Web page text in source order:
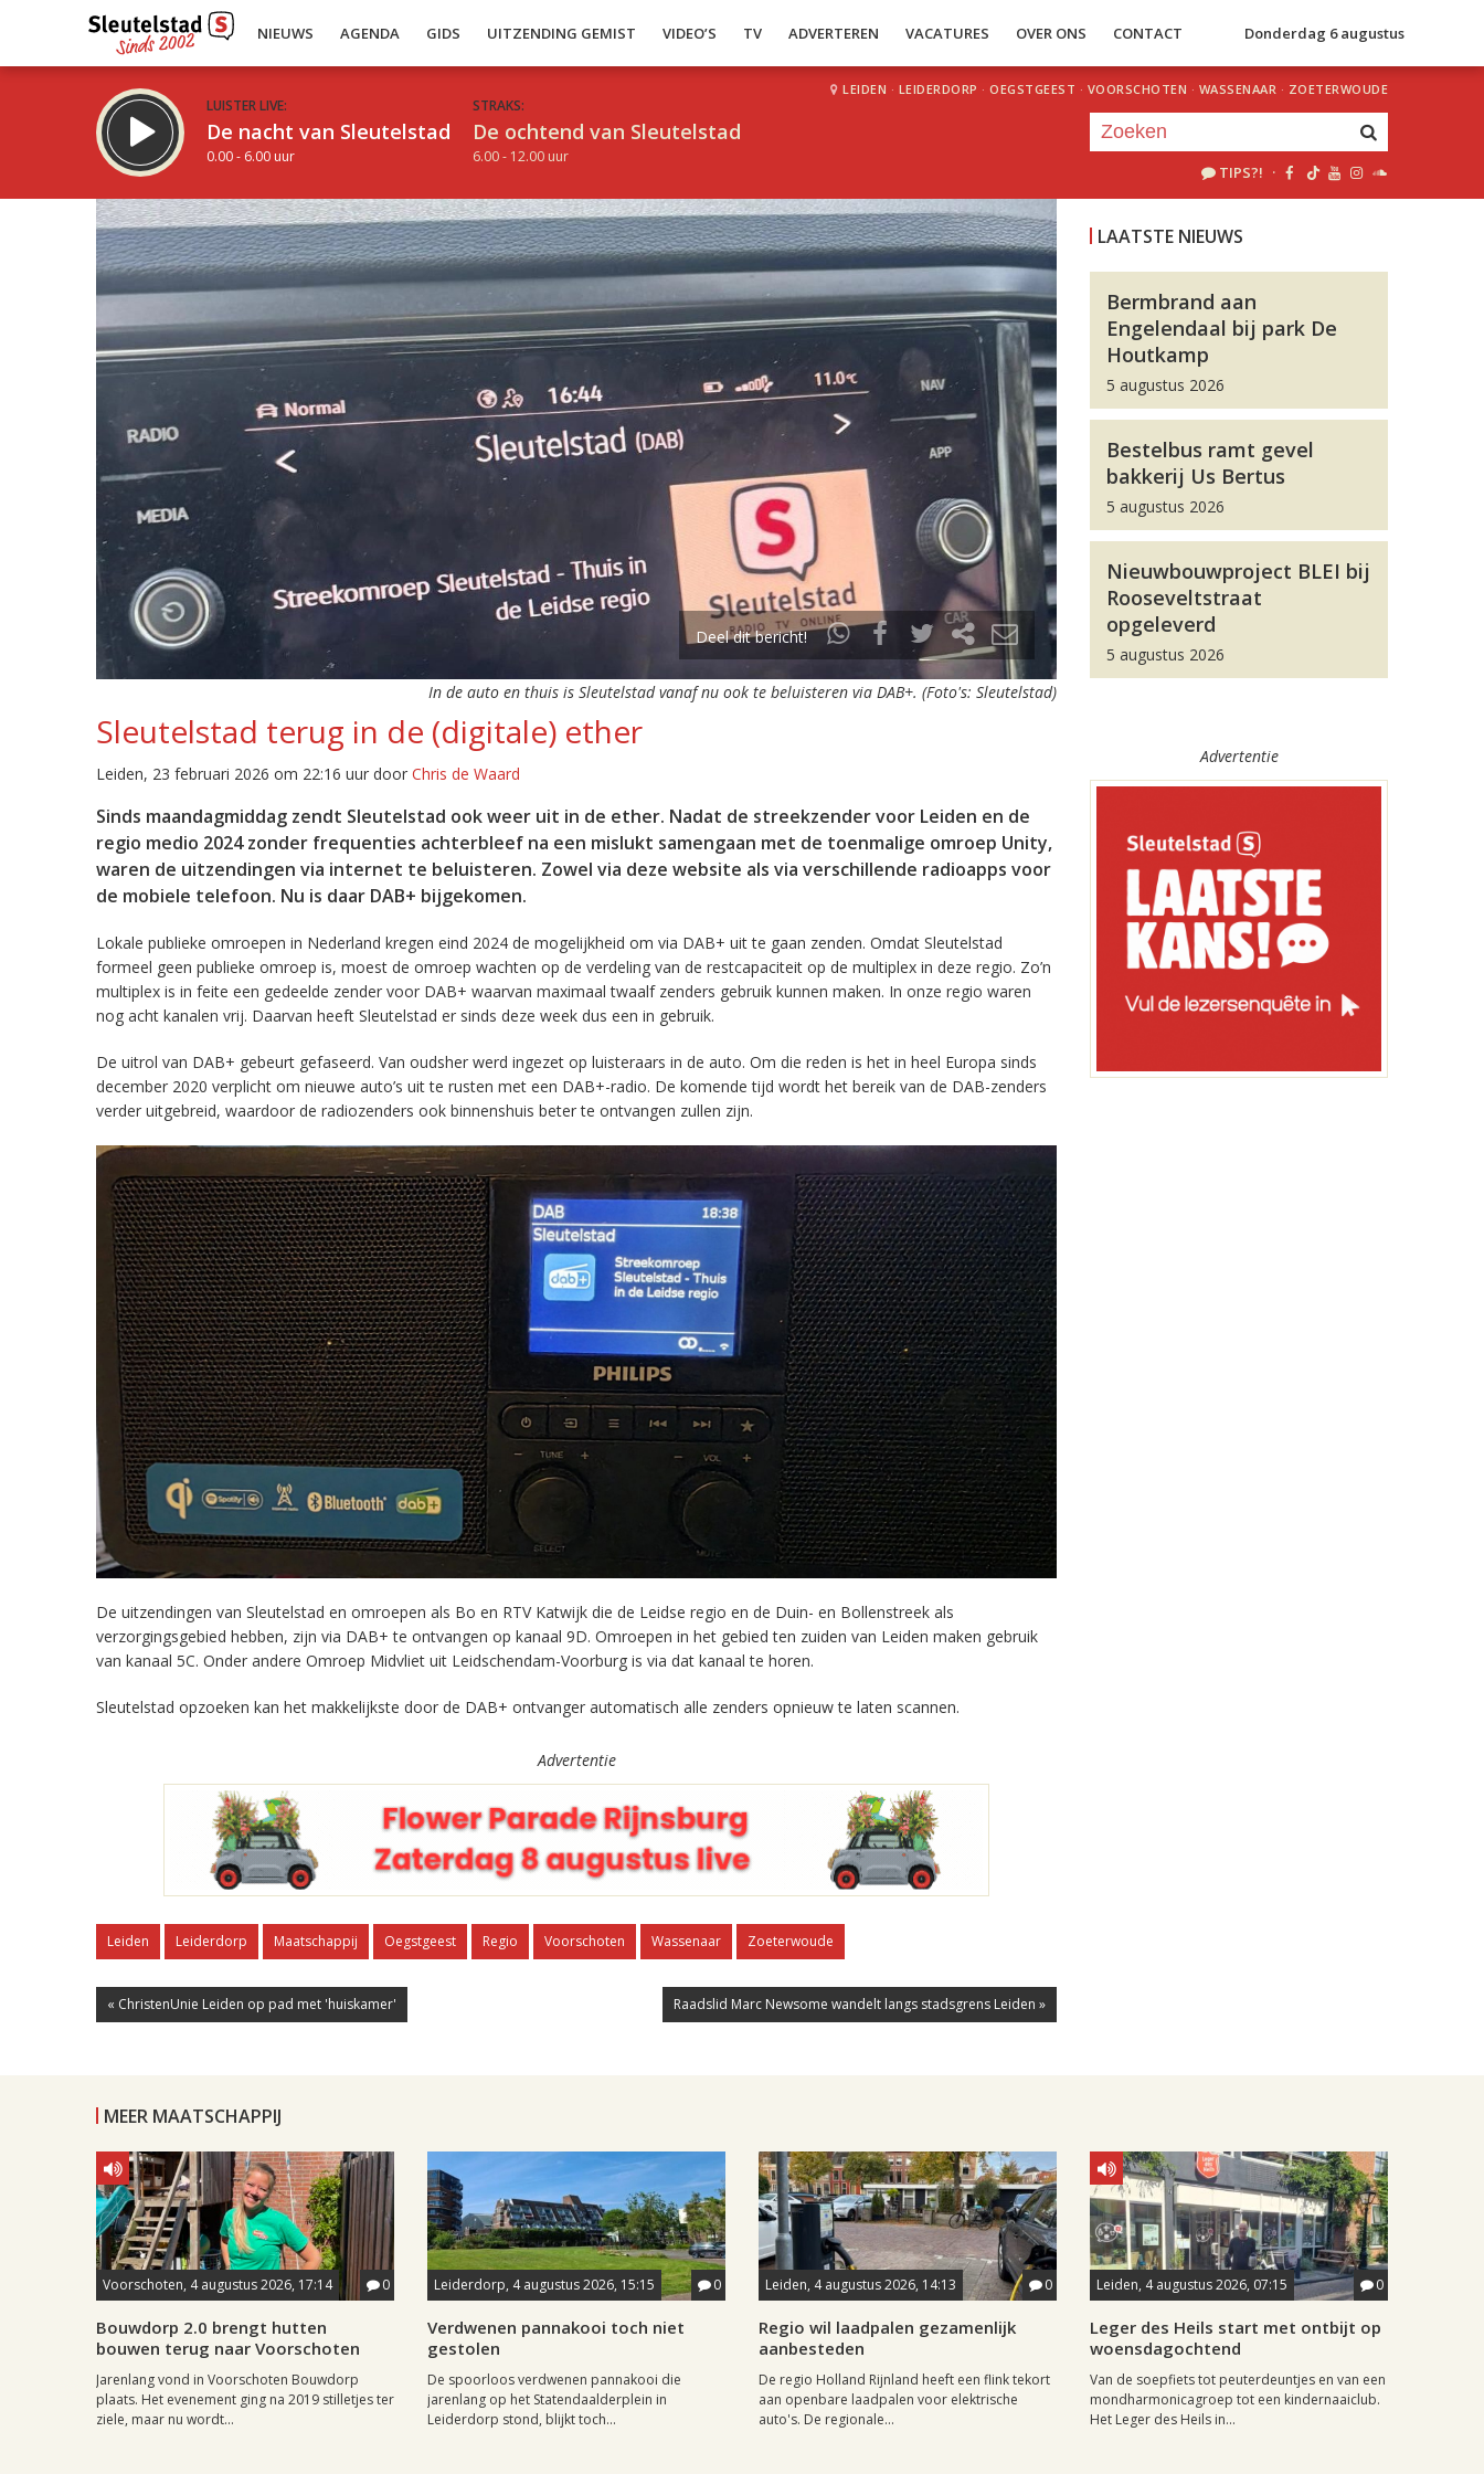
NIEUWS AGENDA GIDS UITZENDING GEMIST VIDEO’S TV ADVERTEREN VACATURES OVER ONS CONTACT Donderdag 6 augustus
LUISTER LIVE:
De nacht van Sleutelstad
0.00 - 6.00 uur
STRAKS:
De ochtend van Sleutelstad
6.00 - 12.00 uur
LEIDEN · LEIDERDORP · OEGSTGEEST · VOORSCHOTEN · WASSENAAR · ZOETERWOUDE
TIPS?! ·
Deel dit bericht!
In de auto en thuis is Sleutelstad vanaf nu ook te beluisteren via DAB+. (Foto's: Sleutelstad)
Sleutelstad terug in de (digitale) ether
Leiden, 23 februari 2026 om 22:16 uur door Chris de Waard
Sinds maandagmiddag zendt Sleutelstad ook weer uit in de ether. Nadat de streekzender voor Leiden en de
regio medio 2024 zonder frequenties achterbleef na een mislukt samengaan met de toenmalige omroep Unity,
waren de uitzendingen via internet te beluisteren. Zowel via deze website als via verschillende radioapps voor
de mobiele telefoon. Nu is daar DAB+ bijgekomen.
Lokale publieke omroepen in Nederland kregen eind 2024 de mogelijkheid om via DAB+ uit te gaan zenden. Omdat Sleutelstad
formeel geen publieke omroep is, moest de omroep wachten op de verdeling van de restcapaciteit op de multiplex in deze regio. Zo’n
multiplex is in feite een gedeelde zender voor DAB+ waarvan maximaal twaalf zenders gebruik kunnen maken. In onze regio waren
nog acht kanalen vrij. Daarvan heeft Sleutelstad er sinds deze week dus een in gebruik.
De uitrol van DAB+ gebeurt gefaseerd. Van oudsher werd ingezet op luisteraars in de auto. Om die reden is het in heel Europa sinds
december 2020 verplicht om nieuwe auto’s uit te rusten met een DAB+-radio. De komende tijd wordt het bereik van de DAB-zenders
verder uitgebreid, waardoor de radiozenders ook binnenshuis beter te ontvangen zullen zijn.
De uitzendingen van Sleutelstad en omroepen als Bo en RTV Katwijk die de Leidse regio en de Duin- en Bollenstreek als
verzorgingsgebied hebben, zijn via DAB+ te ontvangen op kanaal 9D. Omroepen in het gebied ten zuiden van Leiden maken gebruik
van kanaal 5C. Onder andere Omroep Midvliet uit Leidschendam-Voorburg is via dat kanaal te horen.
Sleutelstad opzoeken kan het makkelijkste door de DAB+ ontvanger automatisch alle zenders opnieuw te laten scannen.
Advertentie
Leiden Leiderdorp Maatschappij Oegstgeest Regio Voorschoten Wassenaar Zoeterwoude
« ChristenUnie Leiden op pad met 'huiskamer' Raadslid Marc Newsome wandelt langs stadsgrens Leiden »
LAATSTE NIEUWS
Bermbrand aan
Engelendaal bij park De
Houtkamp
5 augustus 2026
Bestelbus ramt gevel
bakkerij Us Bertus
5 augustus 2026
Nieuwbouwproject BLEI bij
Rooseveltstraat
opgeleverd
5 augustus 2026
Advertentie
MEER MAATSCHAPPIJ
Voorschoten, 4 augustus 2026, 17:14 0
Bouwdorp 2.0 brengt hutten
bouwen terug naar Voorschoten
Jarenlang vond in Voorschoten Bouwdorp
plaats. Het evenement ging na 2019 stilletjes ter
ziele, maar nu wordt...
Leiderdorp, 4 augustus 2026, 15:15 0
Verdwenen pannakooi toch niet
gestolen
De spoorloos verdwenen pannakooi die
jarenlang op het Statendaalderplein in
Leiderdorp stond, blijkt toch...
Leiden, 4 augustus 2026, 14:13 0
Regio wil laadpalen gezamenlijk
aanbesteden
De regio Holland Rijnland heeft een flink tekort
aan openbare laadpalen voor elektrische
auto's. De regionale...
Leiden, 4 augustus 2026, 07:15 0
Leger des Heils start met ontbijt op
woensdagochtend
Van de soepfiets tot peuterdeuntjes en van een
mondharmonicagroep tot een kindernaaiclub.
Het Leger des Heils in...